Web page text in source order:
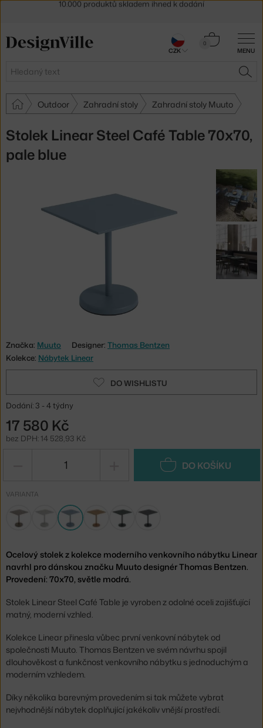
MENU
Hledat
0
Košík
Outdoor Zahradní stoly Zahradní stoly Muuto
Stolek Linear Steel Café Table 70x70,
pale blue
Značka: Muuto Designer: Thomas Bentzen
Kolekce: Nábytek Linear
DO WISHLISTU
Dodání: 3 - 4 týdny
17 580 Kč
bez DPH: 14 528,93 Kč
DO KOŠÍKU
VARIANTA
Ocelový stolek z kolekce moderního venkovního nábytku Linear
navrhl pro dánskou značku Muuto designér Thomas Bentzen.
Provedení: 70x70, světle modrá.
Stolek Linear Steel Café Table je vyroben z odolné oceli zajišťující
matný, moderní vzhled.
Kolekce Linear přinesla vůbec první venkovní nábytek od
společnosti Muuto. Thomas Bentzen ve svém návrhu spojil
dlouhověkost a funkčnost venkovního nábytku s jednoduchým a
moderním vzhledem.
Díky několika barevným provedením si tak můžete vybrat
nejvhodnější nábytek doplňující jakékoliv vnější prostředí.
30 dní na vrácení zboží
CZK